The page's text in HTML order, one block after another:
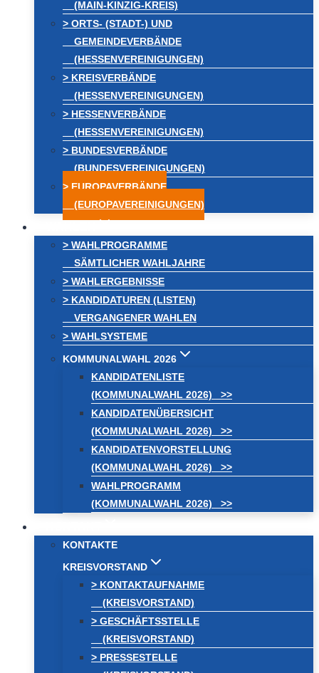
(MAIN-KINZIG-KREIS)
> ORTS- (STADT-) UND
GEMEINDEVERBÄNDE
(HESSENVEREINIGUNGEN)
> KREISVERBÄNDE
(HESSENVEREINIGUNGEN)
> HESSENVERBÄNDE
(HESSENVEREINIGUNGEN)
> BUNDESVERBÄNDE
(BUNDESVEREINIGUNGEN)
> EUROPAVERBÄNDE
(EUROPAVEREINIGUNGEN)
> WAHLPROGRAMME
SÄMTLICHER WAHLJAHRE
> WAHLERGEBNISSE
> KANDIDATUREN (LISTEN)
VERGANGENER WAHLEN
> WAHLSYSTEME
KOMMUNALWAHL 2026
KANDIDATENLISTE
(KOMMUNALWAHL 2026) >>
KANDIDATENÜBERSICHT
(KOMMUNALWAHL 2026) >>
KANDIDATENVORSTELLUNG
(KOMMUNALWAHL 2026) >>
WAHLPROGRAMM
(KOMMUNALWAHL 2026) >>
KONTAKTE
KREISVORSTAND
> KONTAKTAUFNAHME
(KREISVORSTAND)
> GESCHÄFTSSTELLE
(KREISVORSTAND)
> PRESSESTELLE